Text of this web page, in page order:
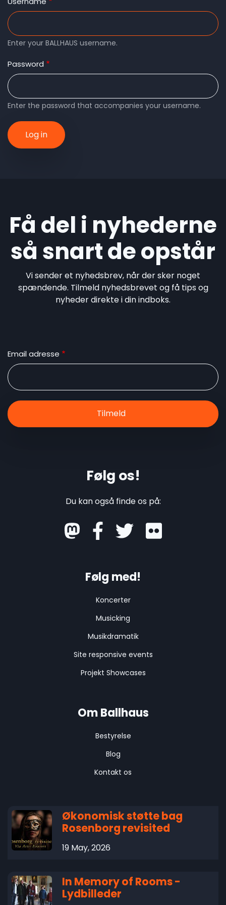
Enter your BALLHAUS username.
Password
Enter the password that accompanies your username.
Få del i nyhederne
så snart de opstår
Vi sender et nyhedsbrev, når der sker noget
spændende. Tilmeld nyhedsbrevet og få tips og
nyheder direkte i din indboks.
Email adresse
Følg os!
Du kan også finde os på:
mastodon
Følg med!
Koncerter
Musicking
Musikdramatik
Site responsive events
Projekt Showcases
Om Ballhaus
Bestyrelse
Blog
Kontakt os
Økonomisk støtte bag
Rosenborg revisited
19 May, 2026
In Memory of Rooms -
Lydbilleder